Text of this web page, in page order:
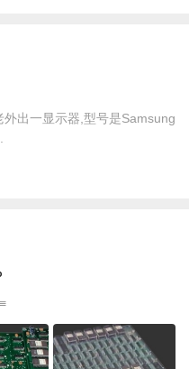
出一显示器,型号是Samsung